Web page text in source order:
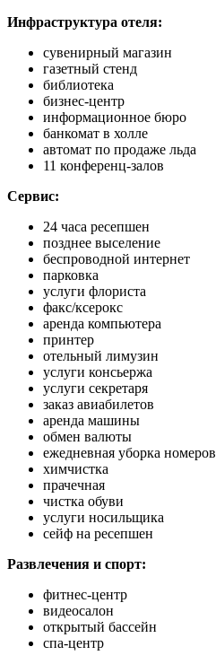
Инфраструктура отеля:
сувенирный магазин
газетный стенд
библиотека
бизнес-центр
информационное бюро
банкомат в холле
автомат по продаже льда
11 конференц-залов
Сервис:
24 часа ресепшен
позднее выселение
беспроводной интернет
парковка
услуги флориста
факс/ксерокс
аренда компьютера
принтер
отельный лимузин
услуги консьержа
услуги секретаря
заказ авиабилетов
аренда машины
обмен валюты
ежедневная уборка номеров
химчистка
прачечная
чистка обуви
услуги носильщика
сейф на ресепшен
Развлечения и спорт:
фитнес-центр
видеосалон
открытый бассейн
спа-центр